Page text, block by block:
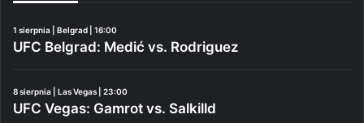
1 sierpnia | Belgrad | 16:00
UFC Belgrad: Medić vs. Rodriguez
8 sierpnia | Las Vegas | 23:00
UFC Vegas: Gamrot vs. Salkilld